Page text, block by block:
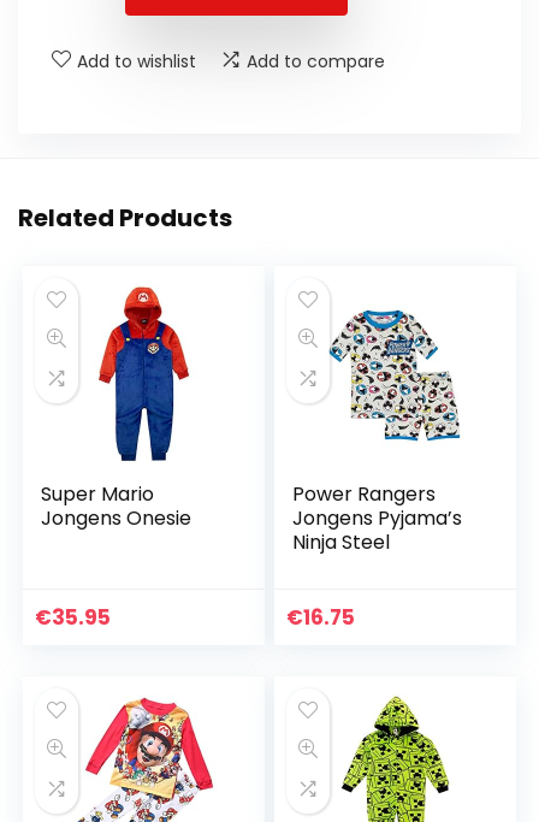
Add to wishlist Add to compare
Related Products
Super Mario
Jongens Onesie
€35.95
Power Rangers
Jongens Pyjama’s
Ninja Steel
€16.75